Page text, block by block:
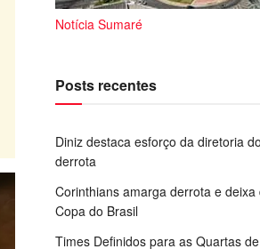
Notícia Sumaré
Posts recentes
Diniz destaca esforço da diretoria
derrota
Corinthians amarga derrota e
Copa do Brasil
Times Definidos para as Quartas